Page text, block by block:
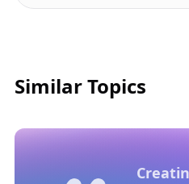
Similar Topics